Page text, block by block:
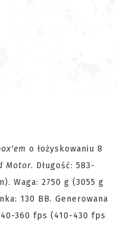
o łożyskowaniu 8
Motor. Długość: 583-
Waga: 2750 g (3055 g
130 BB. Generowana
360 fps (410-430 fps